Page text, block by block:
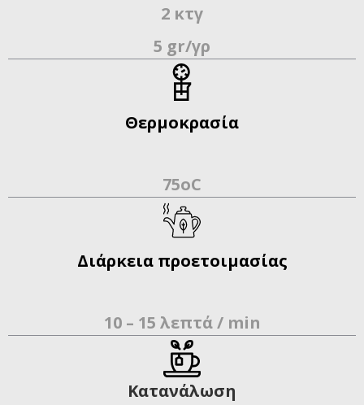
2 κτγ
5 gr/γρ
Θερμοκρασία
75οC
Διάρκεια προετοιμασίας
10 – 15 λεπτά / min
Κατανάλωση